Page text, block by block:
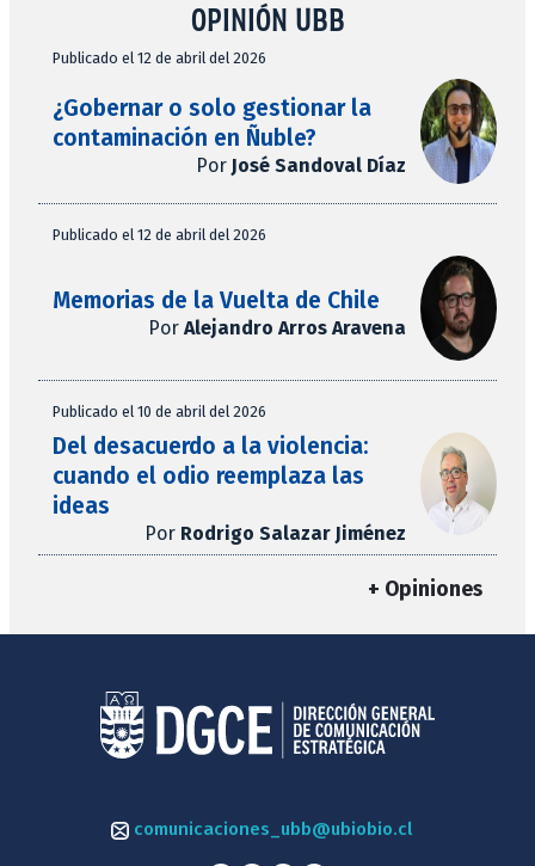
OPINIÓN UBB
Publicado el 12 de abril del 2026
¿Gobernar o solo gestionar la
contaminación en Ñuble?
Por José Sandoval Díaz
Publicado el 12 de abril del 2026
Memorias de la Vuelta de Chile
Por Alejandro Arros Aravena
Publicado el 10 de abril del 2026
Del desacuerdo a la violencia:
cuando el odio reemplaza las
ideas
Por Rodrigo Salazar Jiménez
+ Opiniones
comunicaciones_ubb@ubiobio.cl